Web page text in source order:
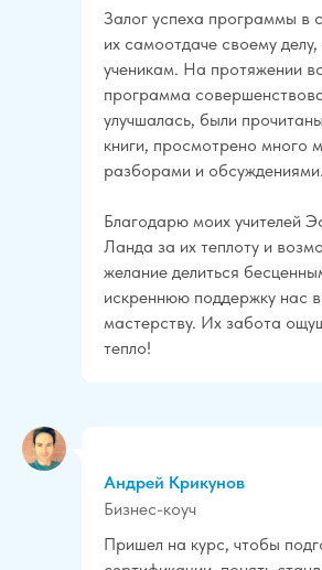
Залог успеха программы в
их самоотдаче своему
ученикам. На протяжении
программа
улучшалась, были
книги, просмотрено много
разборами и обсуждениями.
Благодарю моих учителей
Ланда за их теплоту и
желание делиться
искреннюю поддержку нас
мастерству. Их забота
тепло!
Андрей Крикунов
Бизнес-коуч
Пришел на курс, чтобы